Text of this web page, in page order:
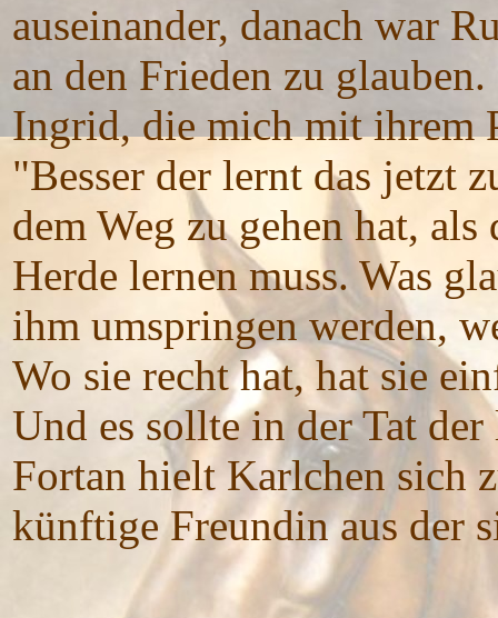
auseinander, danach war
an den Frieden zu
Ingrid, die mich mit ihrem
"Besser der lernt das jetzt
dem Weg zu gehen hat, als
Herde lernen muss. Was
ihm umspringen werden,
Wo sie recht hat, hat sie
Und es sollte in der Tat
Fortan hielt Karlchen sich
künftige Freundin aus